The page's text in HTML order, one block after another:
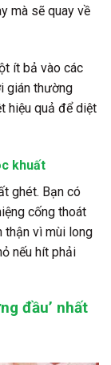
mà sẽ quay về
ít bả vào các
gián thường
hiệu quả để diệt
khuất
ghét. Bạn có
cống thoát
thận vì mùi long
nếu hít phải
đầu’ nhất